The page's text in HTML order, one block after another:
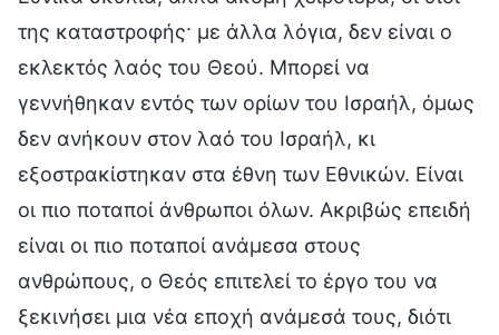
της καταστροφής· με άλλα λόγια, δεν είναι ο
εκλεκτός λαός του Θεού. Μπορεί να
γεννήθηκαν εντός των ορίων του Ισραήλ, όμως
δεν ανήκουν στον λαό του Ισραήλ, κι
εξοστρακίστηκαν στα έθνη των Εθνικών. Είναι
οι πιο ποταποί άνθρωποι όλων. Ακριβώς επειδή
είναι οι πιο ποταποί ανάμεσα στους
ανθρώπους, ο Θεός επιτελεί το έργο του να
ξεκινήσει μια νέα εποχή ανάμεσά τους, διότι